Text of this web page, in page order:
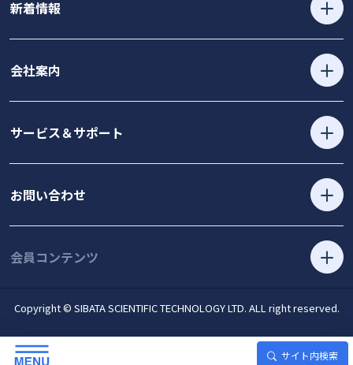
サイト内検索
新着情報
会社案内
サービス＆サポート
お問い合わせ
会員コンテンツ
Copyright © SIBATA SCIENTIFIC TECHNOLOGY LTD. ALL right reserved.